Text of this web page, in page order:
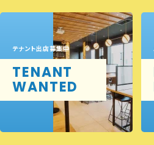
テナント出店募集中
TENANT
WANTED